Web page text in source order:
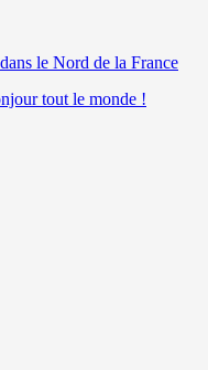
le Nord de la France
tout le monde !